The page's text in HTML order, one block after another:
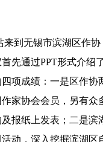
到无锡市滨湖区作协
先通过PPT形式介绍
项成绩：一是区作协
家协会会员，另有众
报纸上发表；二是滨
动，深入挖掘滨湖区